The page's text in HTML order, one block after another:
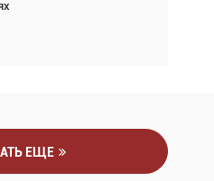
образом
ЕЩЕ